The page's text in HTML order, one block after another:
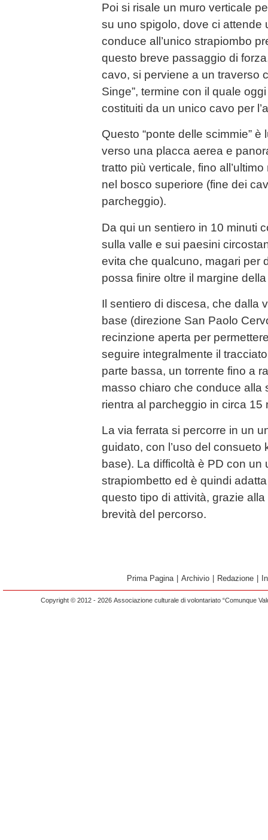
Poi si risale un muro verticale
su uno spigolo, dove ci attende
conduce all’unico strapiombo
questo breve passaggio di
cavo, si perviene a un traverso
Singe”, termine con il quale
costituiti da un unico cavo per
Questo “ponte delle scimmie”
verso una placca aerea e
tratto più verticale, fino
nel bosco superiore (fine dei
parcheggio).
Da qui un sentiero in 10 minuti
sulla valle e sui paesini
evita che qualcuno, magari per
possa finire oltre il margine
Il sentiero di discesa, che dalla
base (direzione San Paolo
recinzione aperta per
seguire integralmente il
parte bassa, un torrente fino a
masso chiaro che conduce alla
rientra al parcheggio in circa 15
La via ferrata si percorre in un
guidato, con l’uso del
base). La difficoltà è PD con
strapiombetto ed è quindi
questo tipo di attività, grazie
brevità del percorso.
Prima Pagina Archivio Redazione
Copyright © 2012 - 2026 Associazione culturale di volontariato “Comunque